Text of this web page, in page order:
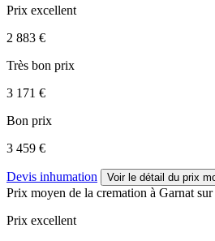
Prix excellent
2 883 €
Très bon prix
3 171 €
Bon prix
3 459 €
Devis inhumation Voir le détail du prix
Prix moyen de la cremation à Garnat
Prix excellent